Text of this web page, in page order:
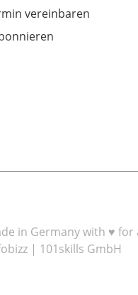
vereinbaren
in Germany with ♥ for
| 101skills GmbH